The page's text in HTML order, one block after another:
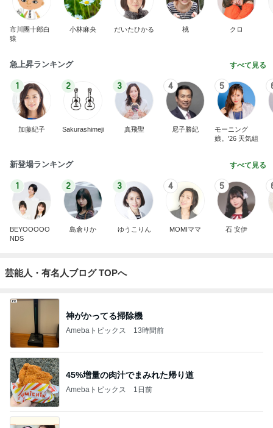
市川團十郎白
猿
小林麻央 だいたひかる 桃 クロ
急上昇ランキング すべて見る
1
加藤紀子
2
Sakurashimeji
3
真飛聖
4
尼子勝紀
5
モーニング
娘。'26 天気組
新登場ランキング すべて見る
1
BEYOOOOO
NDS
2
島倉りか
3
ゆうこりん
4
MOMIママ
5
石 安伊
芸能人・有名人ブログ TOPへ
神がかってる掃除機
Amebaトピックス 13時間前
45%増量の肉汁でまみれた帰り道
Amebaトピックス 1日前